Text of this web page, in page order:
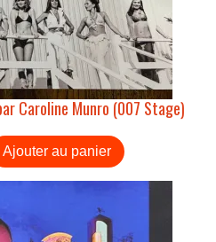
Caroline Munro (007 Stage)
Ajouter au panier